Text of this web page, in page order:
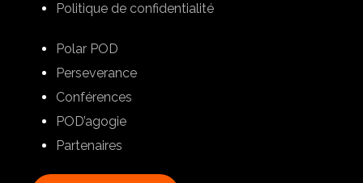
Politique de confidentialité
Polar POD
Perseverance
Conférences
POD’agogie
Partenaires